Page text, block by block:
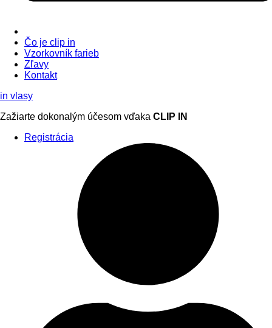
Čo je clip in
Vzorkovník farieb
Zľavy
Kontakt
in vlasy
Zažiarte dokonalým účesom vďaka CLIP IN
Registrácia